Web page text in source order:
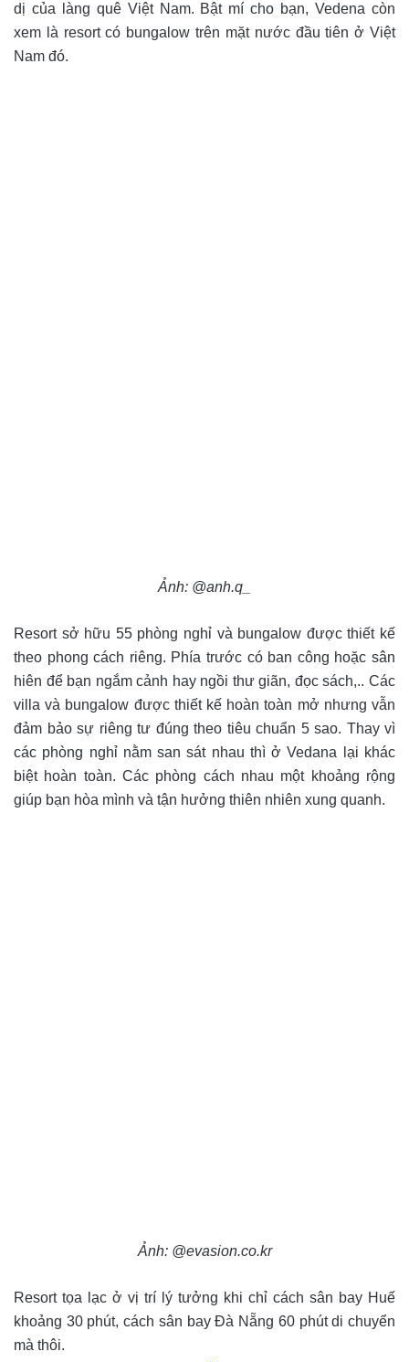
dị của làng quê Việt Nam. Bật mí cho bạn, Vedena còn
xem là resort có bungalow trên mặt nước đầu tiên ở Việt
Nam đó.
Ảnh: @anh.q_
Resort sở hữu 55 phòng nghỉ và bungalow được thiết kế
theo phong cách riêng. Phía trước có ban công hoặc sân
hiên để bạn ngắm cảnh hay ngồi thư giãn, đọc sách,.. Các
villa và bungalow được thiết kế hoàn toàn mở nhưng vẫn
đảm bảo sự riêng tư đúng theo tiêu chuẩn 5 sao. Thay vì
các phòng nghỉ nằm san sát nhau thì ở Vedana lại khác
biệt hoàn toàn. Các phòng cách nhau một khoảng rộng
giúp bạn hòa mình và tận hưởng thiên nhiên xung quanh.
Ảnh: @evasion.co.kr
Resort tọa lạc ở vị trí lý tưởng khi chỉ cách sân bay Huế
khoảng 30 phút, cách sân bay Đà Nẵng 60 phút di chuyển
mà thôi.